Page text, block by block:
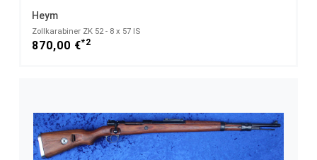
Heym
Zollkarabiner ZK 52 - 8 x 57 IS
870,00 €*2